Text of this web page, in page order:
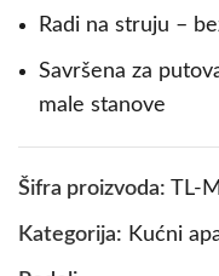
Radi na struju –
Savršena za
male stanove
Šifra proizvoda: TL-
Kategorija: Kućni